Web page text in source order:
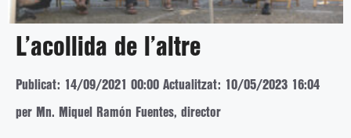
L’acollida de l’altre
Publicat: 14/09/2021 00:00 Actualitzat: 10/05/2023 16:04
per Mn. Miquel Ramón Fuentes, director